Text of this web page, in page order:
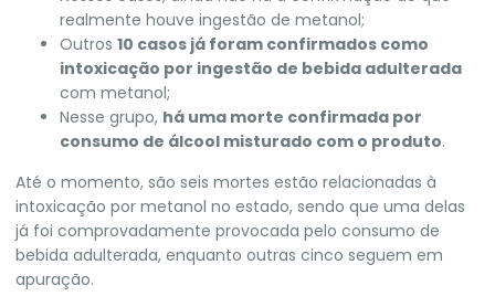
realmente houve ingestão de metanol;
Outros 10 casos já foram confirmados como
intoxicação por ingestão de bebida adulterada
com metanol;
Nesse grupo, há uma morte confirmada por
consumo de álcool misturado com o produto.
Até o momento, são seis mortes estão relacionadas à
intoxicação por metanol no estado, sendo que uma delas
já foi comprovadamente provocada pelo consumo de
bebida adulterada, enquanto outras cinco seguem em
apuração.